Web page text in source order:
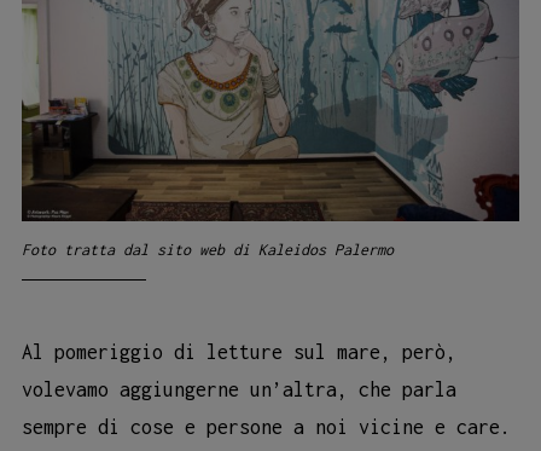
Foto tratta dal sito web di Kaleidos Palermo
Al pomeriggio di letture sul mare, però,
volevamo aggiungerne un’altra, che parla
sempre di cose e persone a noi vicine e care.